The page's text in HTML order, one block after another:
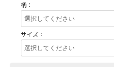
柄：
サイズ：